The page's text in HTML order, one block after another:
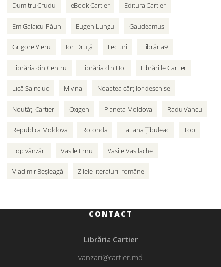
Dumitru Crudu eBook Cartier Editura Cartier
Em.Galaicu-Păun Eugen Lungu Gaudeamus
Grigore Vieru Ion Druță Lecturi Librăria9
Librăria din Centru Librăria din Hol Librăriile Cartier
Lică Sainciuc Mivina Noaptea cărților deschise
Noutăți Cartier Oxigen Planeta Moldova Radu Vancu
Republica Moldova Rotonda Tatiana Țîbuleac Top
Top vânzări Vasile Ernu Vasile Vasilache
Vladimir Beșleagă Zilele literaturii române
CONTACT
Librăria Cartier
vanzari@cartier.md